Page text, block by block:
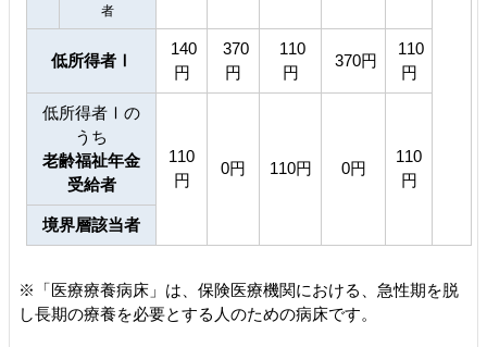
者
低所得者Ⅰ
140
円
370
円
110
円
370円
110
円
低所得者Ⅰの
うち
老齢福祉年金
受給者
110
円
0円 110円 0円
110
円
境界層該当者
※「医療療養病床」は、保険医療機関における、急性期を脱
し長期の療養を必要とする人のための病床です。